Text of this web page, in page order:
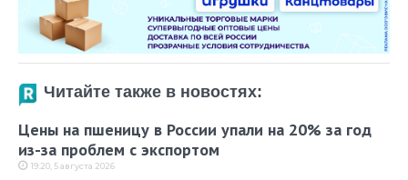
Читайте также в новостях:
Цены на пшеницу в России упали на 20% за год
из-за проблем с экспортом
19:20, 5 августа 2026